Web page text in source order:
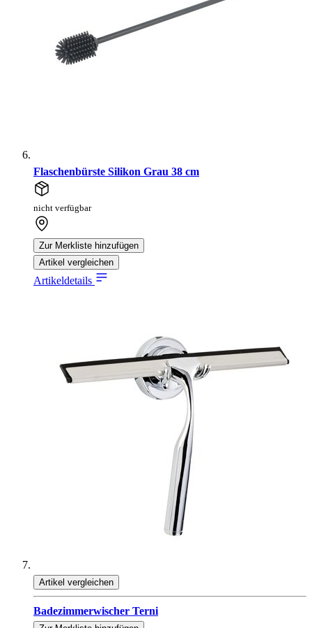
Flaschenbürste Silikon Grau 38 cm
nicht verfügbar
Zur Merkliste hinzufügen
Artikel vergleichen
Artikeldetails
Artikel vergleichen
Badezimmerwischer Terni